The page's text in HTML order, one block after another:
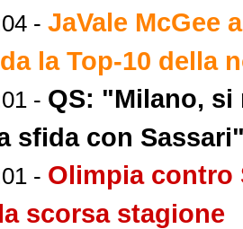
- JaVale McGee
la Top-10 della
- QS: "Milano,
sfida con
- Olimpia contro
scorsa stagione